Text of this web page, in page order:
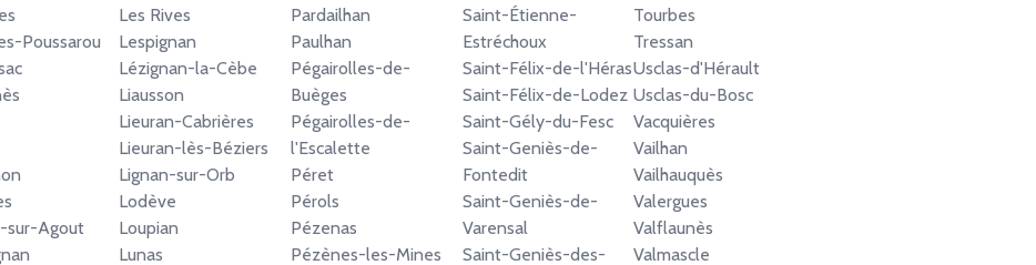
Poussarou
sur-Agout
Les Rives
Lespignan
Lézignan-la-Cèbe
Liausson
Lieuran-Cabrières
Lieuran-lès-Béziers
Lignan-sur-Orb
Lodève
Loupian
Lunas
Pardailhan
Paulhan
Pégairolles-de-
Buèges
Pégairolles-de-
l'Escalette
Péret
Pérols
Pézenas
Pézènes-les-Mines
Saint-Étienne-
Estréchoux
Saint-Félix-de-l'Héras
Saint-Félix-de-Lodez
Saint-Gély-du-Fesc
Saint-Geniès-de-
Fontedit
Saint-Geniès-de-
Varensal
Saint-Geniès-des-
Tourbes
Tressan
Usclas-d'Hérault
Usclas-du-Bosc
Vacquières
Vailhan
Vailhauquès
Valergues
Valflaunès
Valmascle